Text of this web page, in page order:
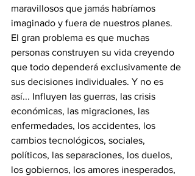
maravillosos que jamás habríamos
imaginado y fuera de nuestros planes.
El gran problema es que muchas
personas construyen su vida creyendo
que todo dependerá exclusivamente de
sus decisiones individuales. Y no es
así... Influyen las guerras, las crisis
económicas, las migraciones, las
enfermedades, los accidentes, los
cambios tecnológicos, sociales,
políticos, las separaciones, los duelos,
los gobiernos, los amores inesperados,